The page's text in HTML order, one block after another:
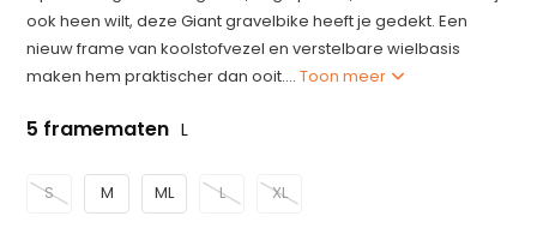
ook heen wilt, deze Giant gravelbike heeft je gedekt. Een
nieuw frame van koolstofvezel en verstelbare wielbasis
maken hem praktischer dan ooit....Toon meer
5 framematen L
S M ML L XL